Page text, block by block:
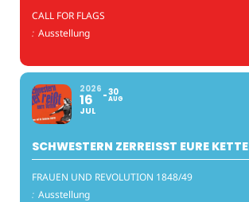
CALL FOR FLAGS
: Ausstellung
2026
16
JUL
30
AUG
SCHWESTERN ZERREISST EURE KETTEN
FRAUEN UND REVOLUTION 1848/49
: Ausstellung